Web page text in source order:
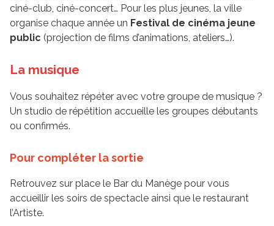
ciné-club, ciné-concert… Pour les plus jeunes, la ville
organise chaque année un Festival de cinéma jeune
public (projection de films d’animations, ateliers…).
La musique
Vous souhaitez répéter avec votre groupe de musique ?
Un studio de répétition accueille les groupes débutants
ou confirmés.
Pour compléter la sortie
Retrouvez sur place le Bar du Manège pour vous
accueillir les soirs de spectacle ainsi que le restaurant
l’Artiste.